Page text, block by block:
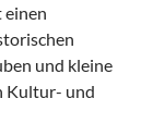
und kleine
Kultur- und